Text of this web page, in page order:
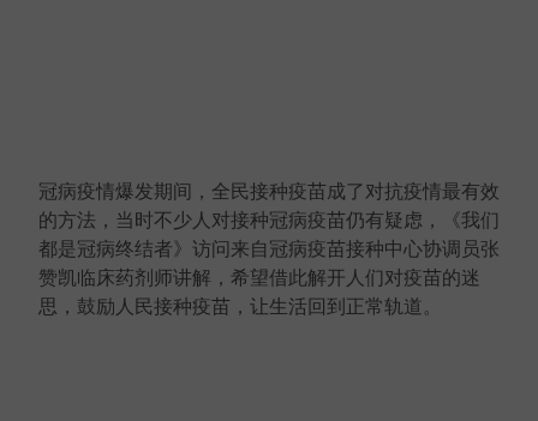
冠病疫情爆发期间，全民接种疫苗成了对抗疫情最有效
的方法，当时不少人对接种冠病疫苗仍有疑虑，《我们
都是冠病终结者》访问来自冠病疫苗接种中心协调员张
赞凯临床药剂师讲解，希望借此解开人们对疫苗的迷
思，鼓励人民接种疫苗，让生活回到正常轨道。